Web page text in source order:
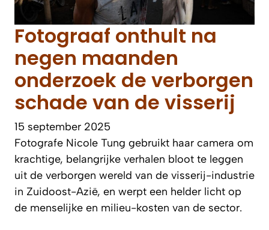
Fotograaf onthult na
negen maanden
onderzoek de verborgen
schade van de visserij
15 september 2025
Fotografe Nicole Tung gebruikt haar camera om
krachtige, belangrijke verhalen bloot te leggen
uit de verborgen wereld van de visserij-industrie
in Zuidoost-Azië, en werpt een helder licht op
de menselijke en milieu-kosten van de sector.